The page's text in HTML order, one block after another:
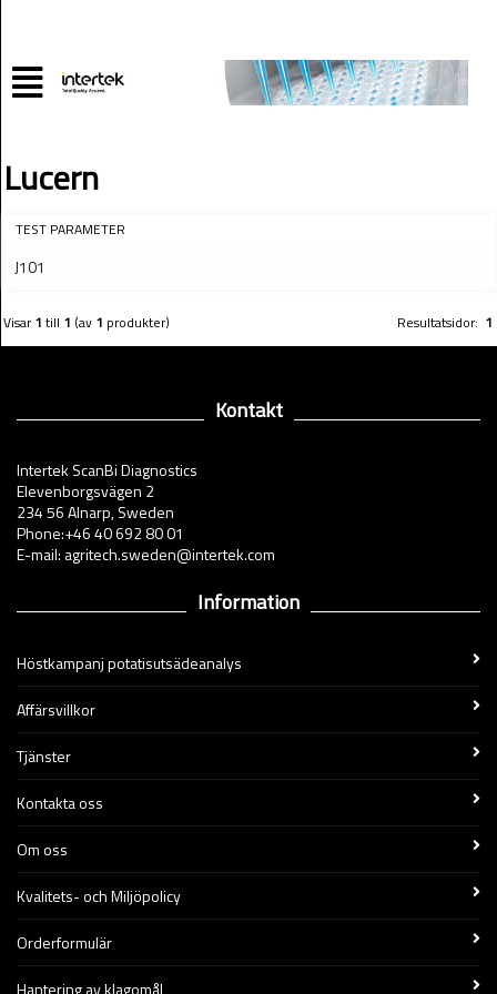
Lucern
TEST PARAMETER
J101
Visar1 till 1 (av 1 produkter) Resultatsidor: 1
Kontakt
Intertek ScanBi Diagnostics
Elevenborgsvägen 2
234 56 Alnarp, Sweden
Phone:+46 40 692 80 01
E-mail: agritech.sweden@intertek.com
Information
Höstkampanj potatisutsädeanalys
Affärsvillkor
Tjänster
Kontakta oss
Om oss
Kvalitets- och Miljöpolicy
Orderformulär
Hantering av klagomål